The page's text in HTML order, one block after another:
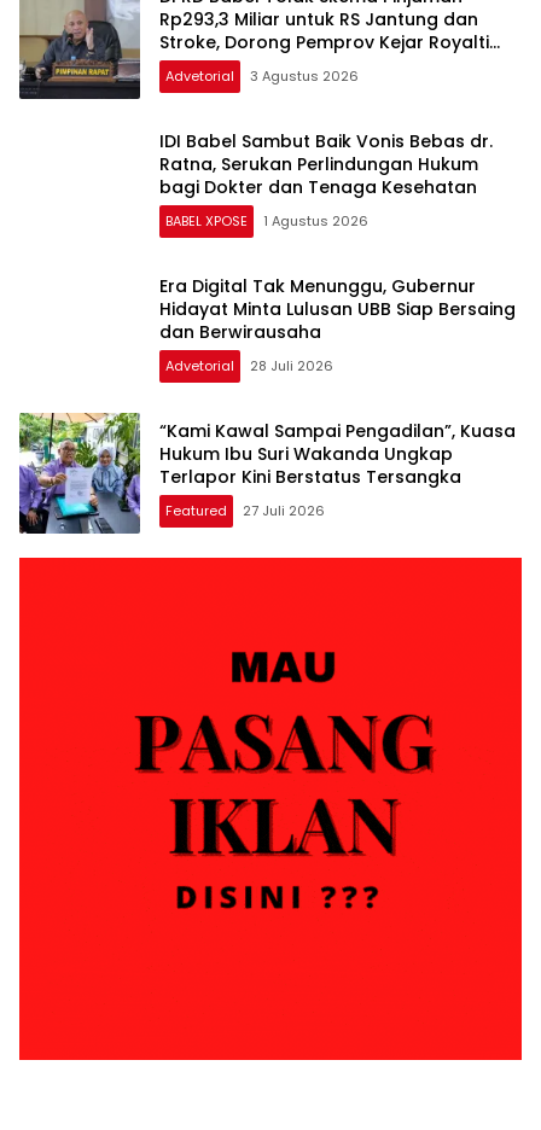
Rp293,3 Miliar untuk RS Jantung dan
Stroke, Dorong Pemprov Kejar Royalti
Timah
Advetorial 3 Agustus 2026
IDI Babel Sambut Baik Vonis Bebas dr.
Ratna, Serukan Perlindungan Hukum
bagi Dokter dan Tenaga Kesehatan
BABEL XPOSE 1 Agustus 2026
Era Digital Tak Menunggu, Gubernur
Hidayat Minta Lulusan UBB Siap Bersaing
dan Berwirausaha
Advetorial 28 Juli 2026
“Kami Kawal Sampai Pengadilan”, Kuasa
Hukum Ibu Suri Wakanda Ungkap
Terlapor Kini Berstatus Tersangka
Featured 27 Juli 2026